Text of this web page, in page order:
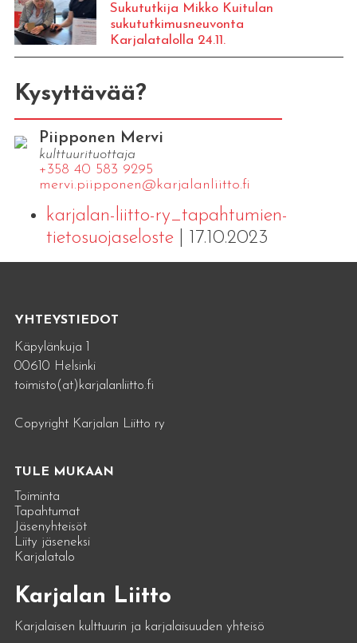
Sukututkija Mikko Kuitulan
sukututkimusneuvonta
Karjalatalolla 24.11.
Kysyttävää?
Piipponen Mervi
kulttuurituottaja
+358 40 583 9295
mervi.​piipponen@​kar​jala​nlii​tto.​fi
karjalan-liitto-ry_tapahtumien-
tietosuojaseloste| 17.10.2023
YHTEYSTIEDOT
Käpylänkuja 1
00610 Helsinki
toimisto(at)karjalanliitto.fi
Copyright Karjalan Liitto ry
TULE MUKAAN
Toiminta
Tapahtumat
Jäsenyhteisöt
Liity jäseneksi
Karjalatalo
Karjalan Liitto
Karjalaisen kulttuurin ja karjalaisuuden yhteisö